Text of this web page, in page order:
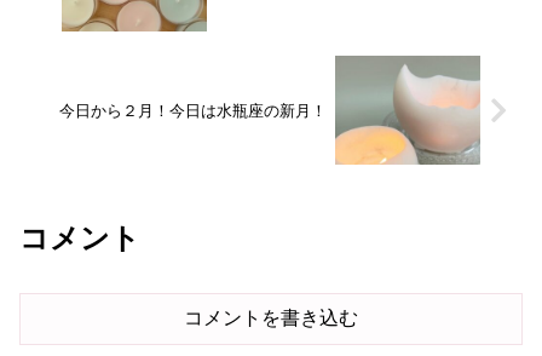
今日から２月！今日は水瓶座の新月！
コメント
コメントを書き込む